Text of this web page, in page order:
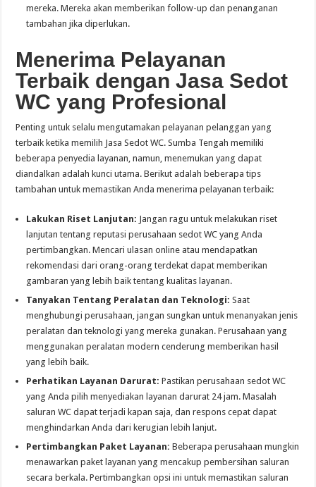
mereka. Mereka akan memberikan follow-up dan penanganan
tambahan jika diperlukan.
Menerima Pelayanan
Terbaik dengan Jasa Sedot
WC yang Profesional
Penting untuk selalu mengutamakan pelayanan pelanggan yang
terbaik ketika memilih Jasa Sedot WC. Sumba Tengah memiliki
beberapa penyedia layanan, namun, menemukan yang dapat
diandalkan adalah kunci utama. Berikut adalah beberapa tips
tambahan untuk memastikan Anda menerima pelayanan terbaik:
Lakukan Riset Lanjutan: Jangan ragu untuk melakukan riset
lanjutan tentang reputasi perusahaan sedot WC yang Anda
pertimbangkan. Mencari ulasan online atau mendapatkan
rekomendasi dari orang-orang terdekat dapat memberikan
gambaran yang lebih baik tentang kualitas layanan.
Tanyakan Tentang Peralatan dan Teknologi: Saat
menghubungi perusahaan, jangan sungkan untuk menanyakan jenis
peralatan dan teknologi yang mereka gunakan. Perusahaan yang
menggunakan peralatan modern cenderung memberikan hasil
yang lebih baik.
Perhatikan Layanan Darurat: Pastikan perusahaan sedot WC
yang Anda pilih menyediakan layanan darurat 24 jam. Masalah
saluran WC dapat terjadi kapan saja, dan respons cepat dapat
menghindarkan Anda dari kerugian lebih lanjut.
Pertimbangkan Paket Layanan: Beberapa perusahaan mungkin
menawarkan paket layanan yang mencakup pembersihan saluran
secara berkala. Pertimbangkan opsi ini untuk memastikan saluran